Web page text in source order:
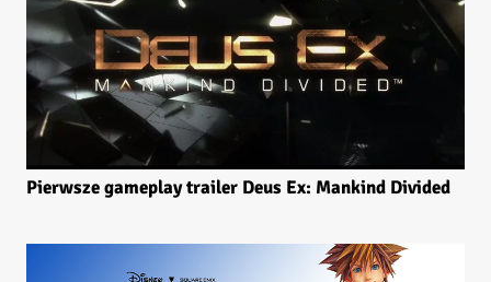
Pierwsze gameplay trailer Deus Ex: Mankind Divided